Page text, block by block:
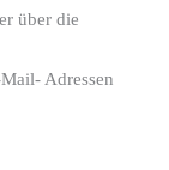
über die
Adressen